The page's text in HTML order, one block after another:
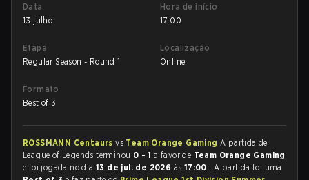
Data
13 julho
Hora de início
17:00
Etapa
Regular Season - Round 1
Localização
Online
Formato
Best of 3
ROSSMANN Centaursvs Team Orange GamingA partida de
League of Legends terminou 0 - 1 a favor de Team Orange Gaming
e foi jogada no dia 13 de jul. de 2026 às 17:00 . A partida foi uma